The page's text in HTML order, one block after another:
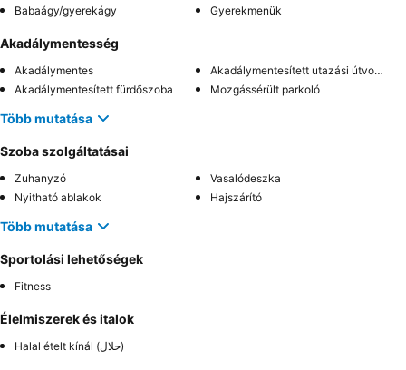
Babaágy/gyerekágy Gyerekmenük
Akadálymentesség
Akadálymentes
Akadálymentesített utazási útvonal
Akadálymentesített fürdőszoba
Mozgássérült parkoló
Több mutatása
Szoba szolgáltatásai
Zuhanyzó
Vasalódeszka
Nyitható ablakok
Hajszárító
Több mutatása
Sportolási lehetőségek
Fitness
Élelmiszerek és italok
Halal ételt kínál (حلال)